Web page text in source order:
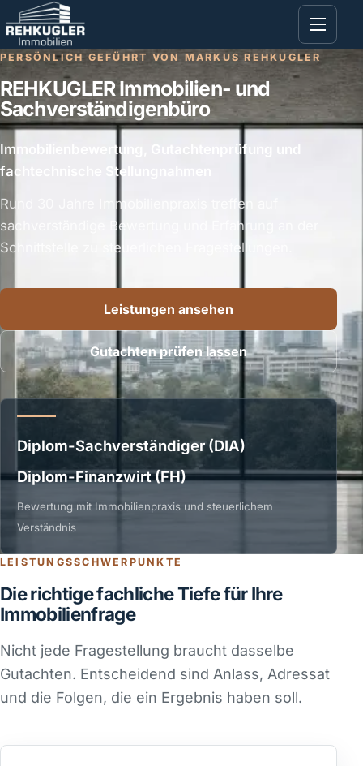
PERSÖNLICH GEFÜHRT VON MARKUS REHKUGLER
REHKUGLER Immobilien- und
Sachverständigenbüro
Immobilienbewertung, Gutachtenprüfung und
fachtechnische Stellungnahmen
Rund 30 Jahre Immobilienpraxis treffen auf
sachverständige Bewertung und Erfahrung an der
Schnittstelle zu steuerlichen Fragestellungen.
Leistungen ansehen
Gutachten prüfen lassen
Diplom-Sachverständiger (DIA)
Diplom-Finanzwirt (FH)
Bewertung mit Immobilienpraxis und steuerlichem
Verständnis
LEISTUNGSSCHWERPUNKTE
Die richtige fachliche Tiefe für Ihre
Immobilienfrage
Nicht jede Fragestellung braucht dasselbe
Gutachten. Entscheidend sind Anlass, Adressat
und die Folgen, die ein Ergebnis haben soll.